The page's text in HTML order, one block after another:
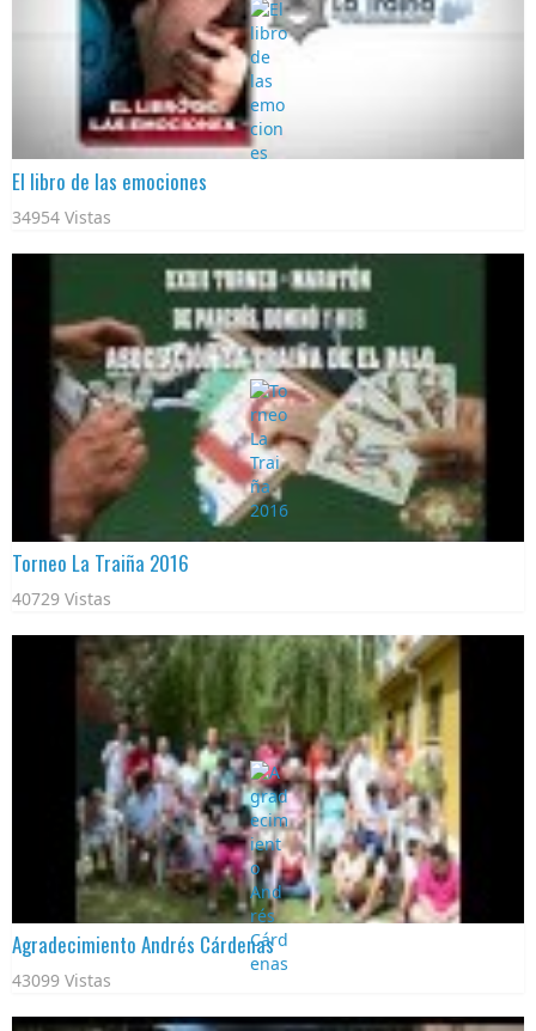
El libro de las emociones
34954 Vistas
Torneo La Traiña 2016
40729 Vistas
Agradecimiento Andrés Cárdenas
43099 Vistas